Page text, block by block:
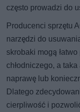
często prowadzi do
Producenci sprzętu
narzędzi do
skrobaki mogą
chłodniczego, a
naprawę lub
Dlatego
cierpliwość i